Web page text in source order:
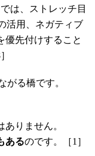
は、ストレッチ目
活用、ネガティブ
優先付けすること
がる橋です。
ありません。
あるのです。［1］